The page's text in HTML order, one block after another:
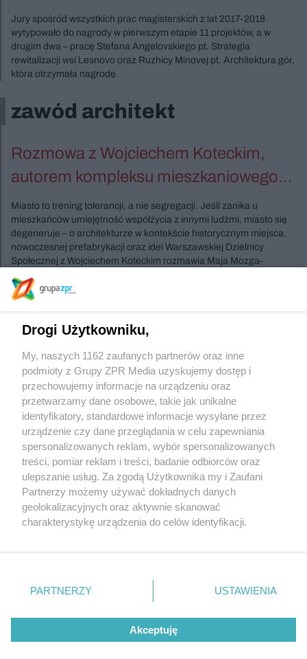
Jury spośród wszystkich prac magisterskich z lat 2017-2018
wytypowało do nagrody w pierwszym etapie 11 projektów, a w
drugim dwa – pracę Stefana Angelovskiego pt. Strategia
rewitalizacji wsi Lesnovo oraz Ruzhicy Minovej pt. Architektura gór,
która otrzymała nagrodę.
zawód architekt
Rozmowa z Wojciechem Koteckim,
autorem kompleksu mieszkaniowego
Mennica Residence
Miasto to trening tolerancji, a nie segregacji. Jeśli zanika u
mieszkańców umiejętność współżycia z innymi ludźmi, miasto się
degeneruje – o architekturze w kontekście historycznym miejsca,
nowoczesnej prefabrykacji oraz idei Warszawskiej Dzielnicy
Społecznej z Wojciechem Koteckim rozmawia Maja Mozga-
Szukasz innych wydań ?
Sprawdź archiwum
Żaden utwór zamieszczony w serwisie nie może być powielany i
rozpowszechniany lub dalej rozpowszechniany w jakikolwiek sposób (w tym
Nasze serwisy
Drogi Użytkowniku,
My, naszych 1162 zaufanych partnerów oraz inne
podmioty z Grupy ZPR Media uzyskujemy dostęp i
przechowujemy informacje na urządzeniu oraz
przetwarzamy dane osobowe, takie jak unikalne
identyfikatory, standardowe informacje wysyłane przez
urządzenie czy dane przeglądania w celu zapewniania
spersonalizowanych reklam, wybór spersonalizowanych
treści, pomiar reklam i treści, badanie odbiorców oraz
ulepszanie usług. Za zgodą Użytkownika my i Zaufani
Partnerzy możemy używać dokładnych danych
geolokalizacyjnych oraz aktywnie skanować
charakterystykę urządzenia do celów identyfikacji.
zmienić/wycofać klikając przycisk ustawień prywatności
znajdujący się w lewym dolnym rogu strony
rodzaje przetwarzania danych nie wymagają zgody
użytkownika, ale masz prawo sprzeciwić się takiemu
przetwarzaniu. Preferencje będą miały zastosowanie tylko
PARTNERZY USTAWIENIA
Akceptuję